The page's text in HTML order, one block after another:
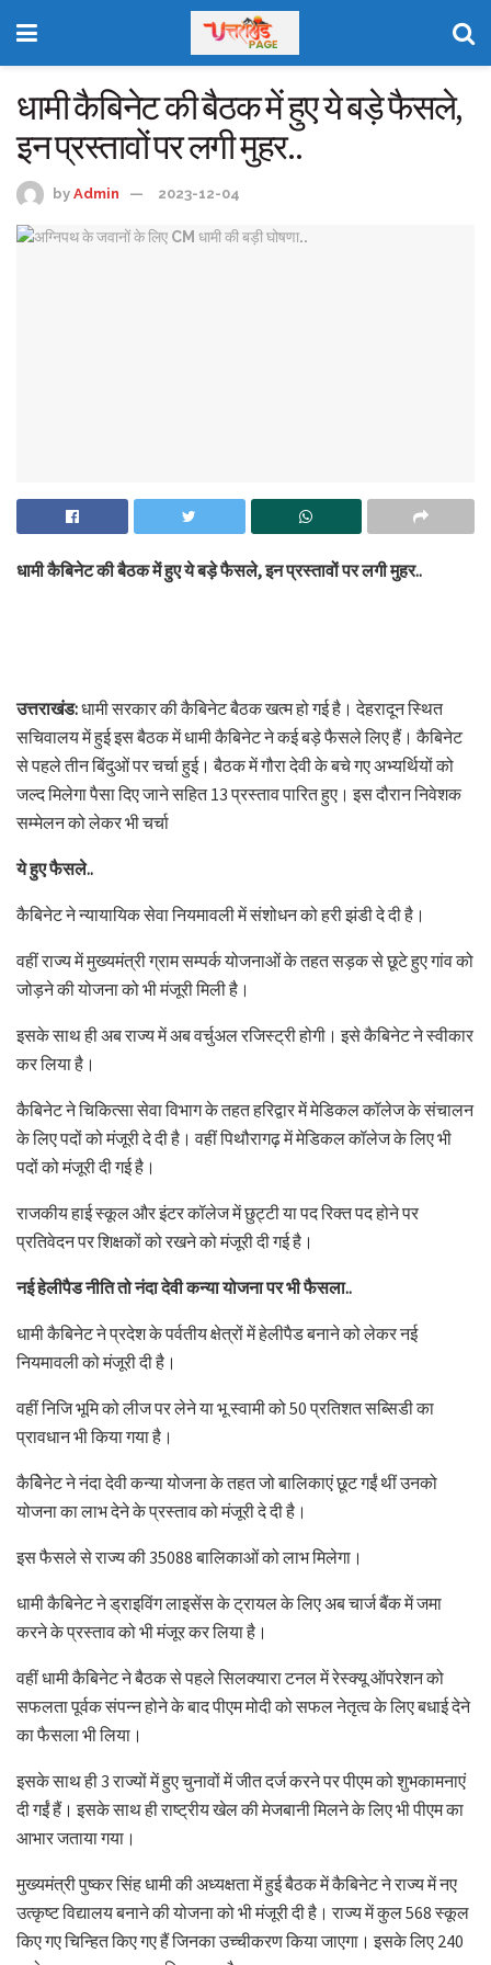
धामी कैबिनेट की बैठक में हुए ये बड़े फैसले,
इन प्रस्तावों पर लगी मुहर..
by Admin 2023-12-04
धामी कैबिनेट की बैठक में हुए ये बड़े फैसले, इन प्रस्तावों पर लगी मुहर..
उत्तराखंड:धामी सरकार की कैबिनेट बैठक खत्म हो गई है। देहरादून स्थित
सचिवालय में हुई इस बैठक में धामी कैबिनेट ने कई बड़े फैसले लिए हैं। कैबिनेट
से पहले तीन बिंदुओं पर चर्चा हुई। बैठक में गौरा देवी के बचे गए अभ्यर्थियों को
जल्द मिलेगा पैसा दिए जाने सहित 13 प्रस्ताव पारित हुए। इस दौरान निवेशक
सम्मेलन को लेकर भी चर्चा
ये हुए फैसले..
कैबिनेट ने न्यायायिक सेवा नियमावली में संशोधन को हरी झंडी दे दी है।
वहीं राज्य में मुख्यमंत्री ग्राम सम्पर्क योजनाओं के तहत सड़क से छूटे हुए गांव को
जोड़ने की योजना को भी मंजूरी मिली है।
इसके साथ ही अब राज्य में अब वर्चुअल रजिस्ट्री होगी। इसे कैबिनेट ने स्वीकार
कर लिया है।
कैबिनेट ने चिकित्सा सेवा विभाग के तहत हरिद्वार में मेडिकल कॉलेज के संचालन
के लिए पदों को मंजूरी दे दी है। वहीं पिथौरागढ़ में मेडिकल कॉलेज के लिए भी
पदों को मंजूरी दी गई है।
राजकीय हाई स्कूल और इंटर कॉलेज में छुट्टी या पद रिक्त पद होने पर
प्रतिवेदन पर शिक्षकों को रखने को मंजूरी दी गई है।
नई हेलीपैड नीति तो नंदा देवी कन्या योजना पर भी फैसला..
धामी कैबिनेट ने प्रदेश के पर्वतीय क्षेत्रों में हेलीपैड बनाने को लेकर नई
नियमावली को मंजूरी दी है।
वहीं निजि भूमि को लीज पर लेने या भू स्वामी को 50 प्रतिशत सब्सिडी का
प्रावधान भी किया गया है।
कैबिेनेट ने नंदा देवी कन्या योजना के तहत जो बालिकाएं छूट गईं थीं उनको
योजना का लाभ देने के प्रस्ताव को मंजूरी दे दी है।
इस फैसले से राज्य की 35088 बालिकाओं को लाभ मिलेगा।
धामी कैबिनेट ने ड्राइविंग लाइसेंस के ट्रायल के लिए अब चार्ज बैंक में जमा
करने के प्रस्ताव को भी मंजूर कर लिया है।
वहीं धामी कैबिनेट ने बैठक से पहले सिलक्यारा टनल में रेस्क्यू ऑपरेशन को
सफलता पूर्वक संपन्न होने के बाद पीएम मोदी को सफल नेतृत्व के लिए बधाई देने
का फैसला भी लिया।
इसके साथ ही 3 राज्यों में हुए चुनावों में जीत दर्ज करने पर पीएम को शुभकामनाएं
दी गईं हैं। इसके साथ ही राष्ट्रीय खेल की मेजबानी मिलने के लिए भी पीएम का
आभार जताया गया।
मुख्यमंत्री पुष्कर सिंह धामी की अध्यक्षता में हुई बैठक में कैबिनेट ने राज्य में नए
उत्कृष्ट विद्यालय बनाने की योजना को भी मंजूरी दी है। राज्य में कुल 568 स्कूल
किए गए चिन्हित किए गए हैं जिनका उच्चीकरण किया जाएगा। इसके लिए 240